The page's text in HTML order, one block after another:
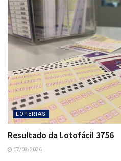
LOTERIAS
Resultado da Lotofácil 3756
07/08/2026